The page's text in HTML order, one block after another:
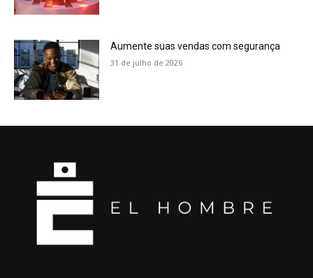
Aumente suas vendas com segurança
31 de julho de 2026